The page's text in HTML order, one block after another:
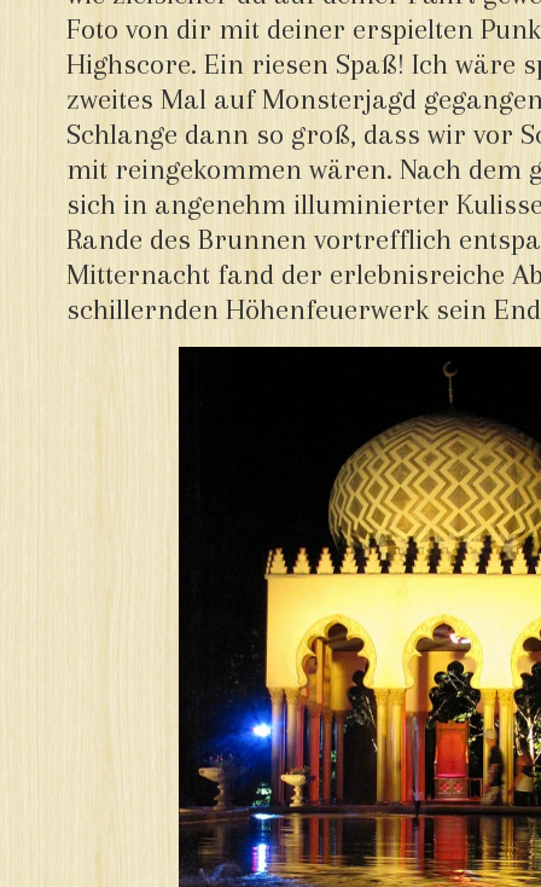
Foto von dir mit deiner erspielten
Highscore. Ein riesen Spaß! Ich wäre
zweites Mal auf Monsterjagd
Schlange dann so groß, dass wir vor
mit reingekommen wären. Nach dem
sich in angenehm illuminierter
Rande des Brunnen vortrefflich
Mitternacht fand der erlebnisreiche
schillernden Höhenfeuerwerk sein